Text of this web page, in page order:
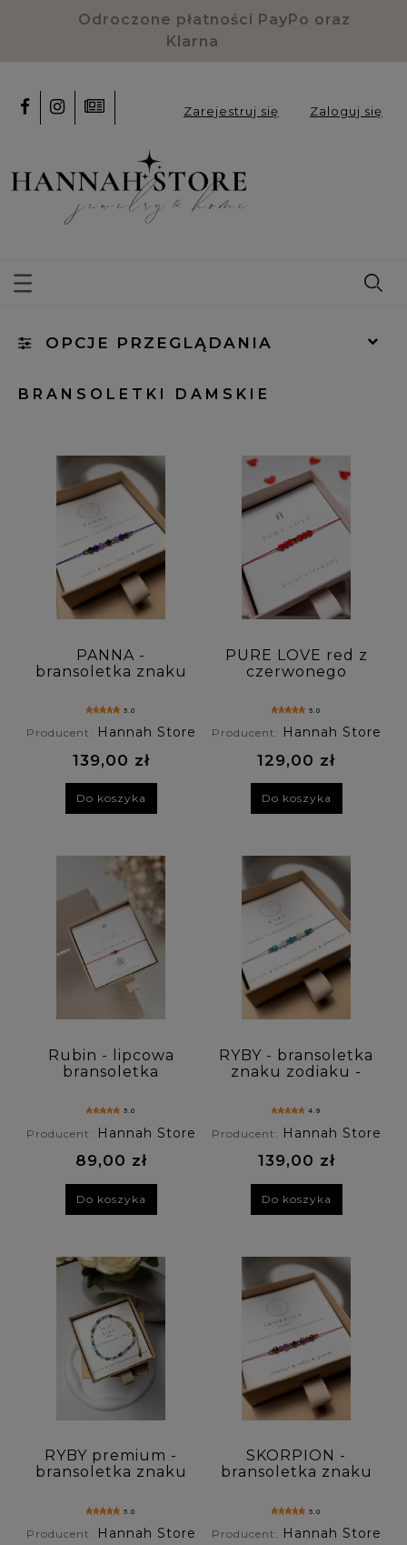
Odroczone płatności PayPo oraz
Klarna
Zarejestruj się Zaloguj się
OPCJE PRZEGLĄDANIA
Kategorie: Bransoletki damskie
Rodzaj biżuterii: (wybierz)
Dla kogo: (wybierz)
Rodzaj kamienia 1: (wybierz)
Rodzaj kamienia 3: (wybierz)
Symbolika / Właściwości: (wybierz)
Materiały: (wybierz)
Rodzaj zapięcia: (wybierz)
Personalizacja: (wybierz)
Cena: (wybierz)
Nowość: (wybierz)
Promocja: (wybierz)
BRANSOLETKI DAMSKIE
PANNA -
bransoletka znaku
szafir , lapis lazuli
5.0
Producent: Hannah Store
139,00 zł
Do koszyka
PURE LOVE red z
czerwonego
5.0
Producent: Hannah Store
129,00 zł
Do koszyka
Rubin - lipcowa
bransoletka
czerwonej nici
5.0
Producent: Hannah Store
89,00 zł
Do koszyka
RYBY - bransoletka
znaku zodiaku -
księżycowy,
4.9
Producent: Hannah Store
139,00 zł
Do koszyka
RYBY premium -
bransoletka znaku
kamień księżycowy,
akwamaryn
5.0
Producent: Hannah Store
SKORPION -
bransoletka znaku
ametyst , granat
5.0
Producent: Hannah Store